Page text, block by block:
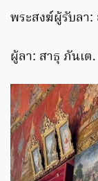
พระสงฆ์ผู้รับลา
ผู้ลา: สาธุ ภันเ